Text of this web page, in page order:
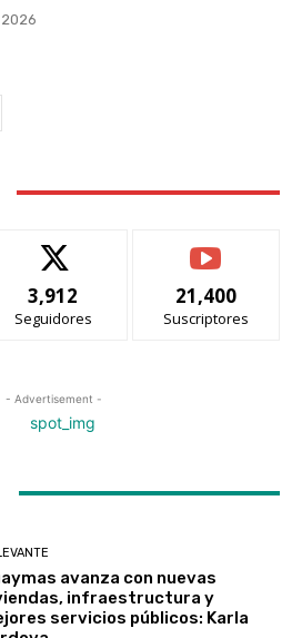
2026
3,912
Seguidores
21,400
Suscriptores
- Advertisement -
avanza con nuevas
infraestructura y
servicios públicos: Karla